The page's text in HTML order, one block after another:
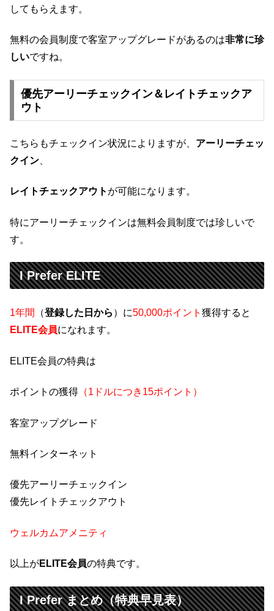
してもらえます。
無料の会員制度で客室アップグレードがあるのは非常に珍
しいですね。
優先アーリーチェックイン＆レイトチェックア
ウト
こちらもチェックイン状況によりますが、 アーリーチェッ
クイン
レイトチェックアウト が可能になります。
特にアーリーチェックインは無料会員制度では珍しいで
す。
I Prefer ELITE
1年間 （登録した日から ）に50,000ポイント 獲得すると
ELITE会員になれます。
ELITE会員の特典は
ポイントの獲得 （1ドルにつき15ポイント）
客室アップグレード
無料インターネット
優先アーリーチェックイン
優先レイトチェックアウト
ウェルカムアメニティ
以上がELITE会員の特典です。
I Prefer まとめ（特典早見表）